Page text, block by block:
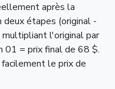
après la
deux étapes (original -
l'original par
01 = prix final de 68 $.
le prix de